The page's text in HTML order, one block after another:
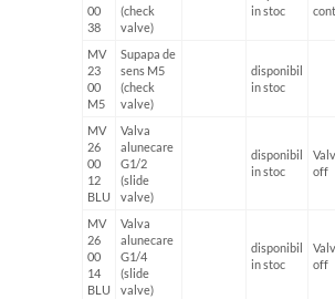
00
38
(check
valve)
in stoc
MV
23
00
M5
Supapa de
sens M5
(check
valve)
disponibil
in stoc
MV
26
00
12
BLU
Valva
alunecare
G1/2
(slide
valve)
disponibil
in stoc
off
MV
26
00
14
BLU
Valva
alunecare
G1/4
(slide
valve)
disponibil
in stoc
off